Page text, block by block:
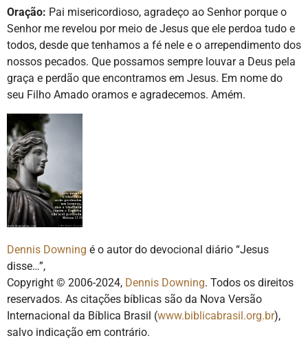
Oração: Pai misericordioso, agradeço ao Senhor porque o
Senhor me revelou por meio de Jesus que ele perdoa tudo e
todos, desde que tenhamos a fé nele e o arrependimento dos
nossos pecados. Que possamos sempre louvar a Deus pela
graça e perdão que encontramos em Jesus. Em nome do
seu Filho Amado oramos e agradecemos. Amém.
Dennis Downing é o autor do devocional diário “Jesus
disse…”,
Copyright © 2006-2024, Dennis Downing. Todos os direitos
reservados. As citações bíblicas são da Nova Versão
Internacional da Bíblica Brasil (www.biblicabrasil.org.br),
salvo indicação em contrário.